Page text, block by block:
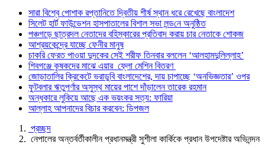
সিলেট হার্ট ফাউন্ডেশন হাসপাতালের বিশাল সভা
পঞ্চগড়ে ছাত্রদল নেতাদের বহিস্কারের
আশ্রয়কেন্দ্রে যাচ্ছে ফেনীর মানুষ
চাকরি ফেরত পাওয়া দুদকের সেই শরীফ তিনবার
শিবগঞ্জে কৃষকদের মাঝে এয়ার ফ্লো মেশিন
জোড়াতালির ক্রিকেটে ভরাডুবি বাংলাদেশের, দায়
ফুটবলার ঋতুপর্ণার অসুস্থ মায়ের পাশে দাঁড়ালেন
অন্ধকারে লুকিয়ে আছে এক ভয়ংকর সত্য:
আল্লাহ আপনাদের বিচার করবেন: ডিপজল
সারা বিশ্বে পোশাক রপ্তানিতে দ্বিতীয় শীর্ষ স্থান ধরে রেখেছে বাংলাদেশ
সিলেট হার্ট ফাউন্ডেশন হাসপাতালের বিশাল সভা লন্ড‌নে অনুষ্ঠিত
পঞ্চগড়ে ছাত্রদল নেতাদের বহিস্কারের প্রতিবাদ করায় চার নেতাকে শোকজ
আশ্রয়কেন্দ্রে যাচ্ছে ফেনীর মানুষ
চাকরি ফেরত পাওয়া দুদকের সেই শরীফ তিনবার বললেন ‘আলহামদুলিল্লাহ’
শিবগঞ্জে কৃষকদের মাঝে এয়ার ফ্লো মেশিন বিতরণ
জোড়াতালির ক্রিকেটে ভরাডুবি বাংলাদেশের, দায় চাপাচ্ছে ‘অনভিজ্ঞতার’ ওপর
ফুটবলার ঋতুপর্ণার অসুস্থ মায়ের পাশে দাঁড়ালেন তারেক রহমান
অন্ধকারে লুকিয়ে আছে এক ভয়ংকর সত্য: ফারিয়া
আল্লাহ আপনাদের বিচার করবেন: ডিপজল
প্রচ্ছদ
নেপালের অন্তর্বর্তীকালীন প্রধানমন্ত্রী সুশীলা কার্কিকে প্রধান উপদেষ্টার অভিনন্দন